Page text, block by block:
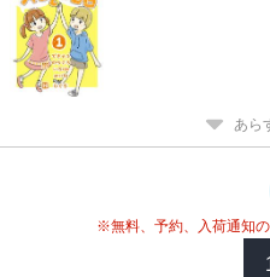
あら
※無料、予約、入荷通知の